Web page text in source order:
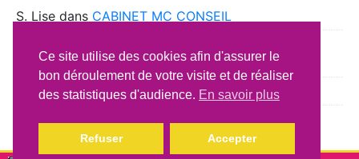
S. Lise dans CABINET MC CONSEIL
BEAUCE
Richard LaverydansATELIER DU CAMPING CAR
Ce site utilise des cookies afin d'assurer le
bon déroulement de votre visite et de réaliser
des statistiques d'audience. En savoir plus
Refuser Accepter